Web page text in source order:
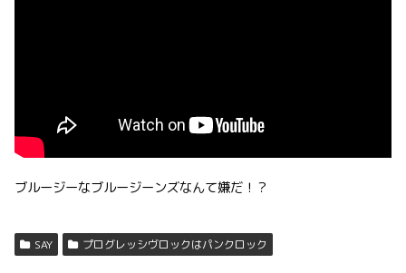
ブルージーなブルージーンズなんて嫌だ！？
SAY プログレッシヴロックはパンクロック